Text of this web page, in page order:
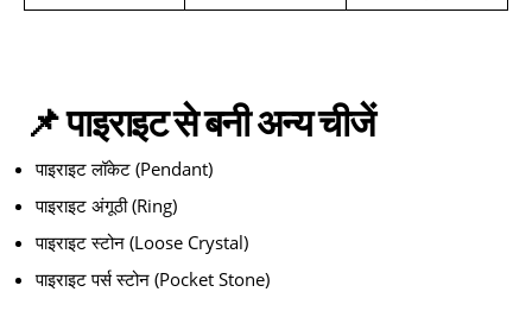
📌 पाइराइट से बनी अन्य चीजें
पाइराइट लॉकेट (Pendant)
पाइराइट अंगूठी (Ring)
पाइराइट स्टोन (Loose Crystal)
पाइराइट पर्स स्टोन (Pocket Stone)